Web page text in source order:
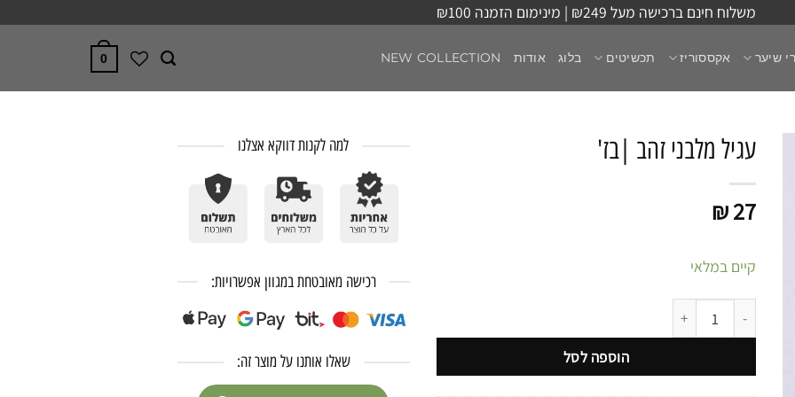
משלוח חינם ברכישה מעל ₪249 | מינימום הזמנה ₪100
שיער אקססוריז תכשיטים בלוג אודות NEW COLLECTION
0
עגיל מלבני זהב |בז'
₪27
קיים במלאי
כמות של עגיל מלבני זהב |בז'
הוספה לסל
למה לקנות דווקא אצלנו
רכישה מאובטחת במגוון אפשרויות:
שאלו אותנו על מוצר זה: